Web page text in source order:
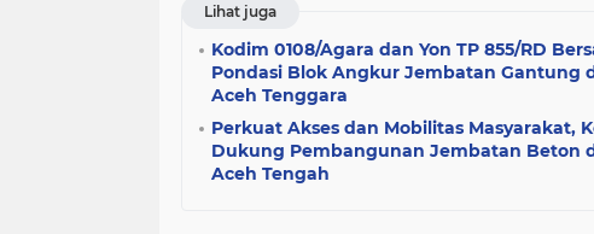
Lihat juga
Kodim 0108/Agara dan Yon TP 855/RD
Pondasi Blok Angkur Jembatan Gantung
Aceh Tenggara
Perkuat Akses dan Mobilitas Masyarakat,
Dukung Pembangunan Jembatan Beton
Aceh Tengah